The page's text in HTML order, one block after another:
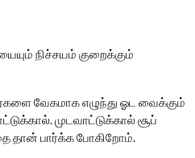
நிச்சயம் குறைக்கும்
வேகமாக எழுந்து ஓட வைக்கும்
முடவாட்டுக்கால் சூப்
தான் பார்க்க போகிறோம்.